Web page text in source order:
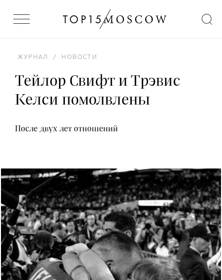
ЖУРНАЛ / НОВОСТИ
Тейлор Свифт и Трэвис
Келси помолвлены
После двух лет отношений